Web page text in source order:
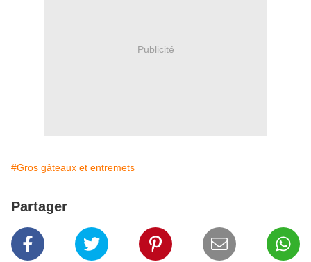
Publicité
#Gros gâteaux et entremets
Partager